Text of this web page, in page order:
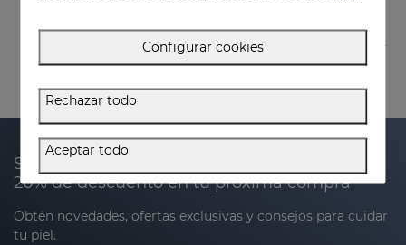
Suscríbete a nuestra newsletter y recibe un
20% de descuento en tu próxima compra
Obtén novedades, ofertas exclusivas y consejos para cuidar
tu piel.
Configurar cookies
Rechazar todo
Aceptar todo